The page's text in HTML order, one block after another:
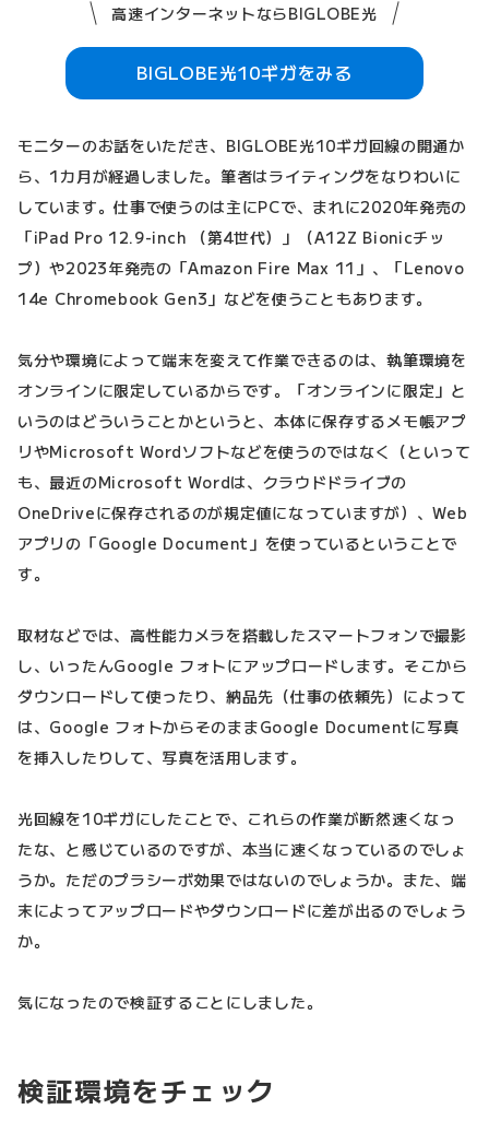
高速インターネットならBIGLOBE光
BIGLOBE光10ギガをみる
モニターのお話をいただき、BIGLOBE光10ギガ回線の開通か
ら、1カ月が経過しました。筆者はライティングをなりわいに
しています。仕事で使うのは主にPCで、まれに2020年発売の
「iPad Pro 12.9-inch （第4世代）」（A12Z Bionicチッ
プ）や2023年発売の「Amazon Fire Max 11」、「Lenovo
14e Chromebook Gen3」などを使うこともあります。
気分や環境によって端末を変えて作業できるのは、執筆環境を
オンラインに限定しているからです。「オンラインに限定」と
いうのはどういうことかというと、本体に保存するメモ帳アプ
リやMicrosoft Wordソフトなどを使うのではなく（といって
も、最近のMicrosoft Wordは、クラウドドライブの
OneDriveに保存されるのが規定値になっていますが）、Web
アプリの「Google Document」を使っているということで
す。
取材などでは、高性能カメラを搭載したスマートフォンで撮影
し、いったんGoogle フォトにアップロードします。そこから
ダウンロードして使ったり、納品先（仕事の依頼先）によって
は、Google フォトからそのままGoogle Documentに写真
を挿入したりして、写真を活用します。
光回線を10ギガにしたことで、これらの作業が断然速くなっ
たな、と感じているのですが、本当に速くなっているのでしょ
うか。ただのプラシーボ効果ではないのでしょうか。また、端
末によってアップロードやダウンロードに差が出るのでしょう
か。
気になったので検証することにしました。
検証環境をチェック